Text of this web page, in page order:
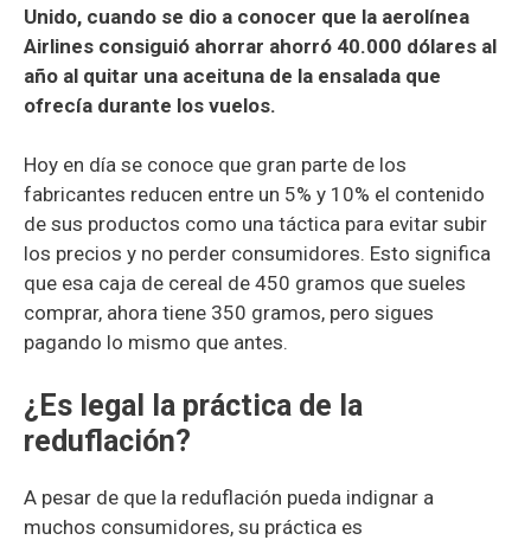
Unido, cuando se dio a conocer que la aerolínea
Airlines consiguió ahorrar ahorró 40.000 dólares al
año al quitar una aceituna de la ensalada que
ofrecía durante los vuelos.
Hoy en día se conoce que gran parte de los
fabricantes reducen entre un 5% y 10% el contenido
de sus productos como una táctica para evitar subir
los precios y no perder consumidores. Esto significa
que esa caja de cereal de 450 gramos que sueles
comprar, ahora tiene 350 gramos, pero sigues
pagando lo mismo que antes.
¿Es legal la práctica de la
reduflación?
A pesar de que la reduflación pueda indignar a
muchos consumidores, su práctica es